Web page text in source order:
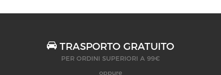
TRASPORTO GRATUITO
PER ORDINI SUPERIORI A 99€
oppure